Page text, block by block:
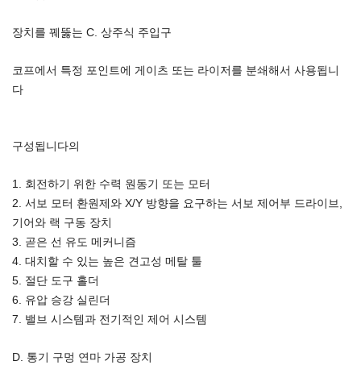
장치를 꿰뚫는 C. 상주식 주입구
코프에서 특정 포인트에 게이츠 또는 라이저를 분쇄해서 사용됩니
다
구성됩니다의
1. 회전하기 위한 수력 원동기 또는 모터
2. 서보 모터 환원제와 X/Y 방향을 요구하는 서보 제어부 드라이브,
기어와 랙 구동 장치
3. 곧은 선 유도 메커니즘
4. 대치할 수 있는 높은 견고성 메탈 툴
5. 절단 도구 홀더
6. 유압 승강 실린더
7. 밸브 시스템과 전기적인 제어 시스템
D. 통기 구멍 연마 가공 장치